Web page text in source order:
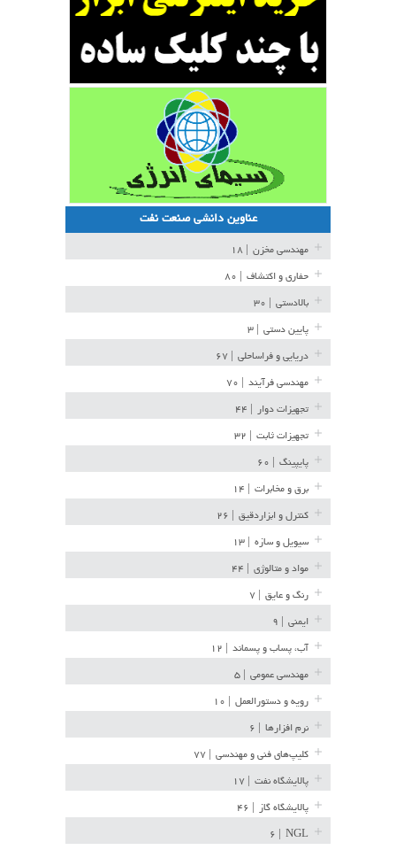
عناوین دانشی صنعت نفت
مهندسی مخزن
حفاری و اکتشاف
بالادستی
پایین دستی
دریایی و فراساحلی
مهندسی فرآیند
تجهیزات دوار
تجهیزات ثابت
پایپینگ
برق و مخابرات
کنترل و ابزاردقیق
سیویل و سازه
مواد و متالوژی
رنگ و عایق
ایمنی
آب، پساب و پسماند
مهندسی عمومی
رویه و دستورالعمل
نرم افزارها
کلیپ‌های فنی و مهندسی
پالایشگاه نفت
پالایشگاه گاز
NGL